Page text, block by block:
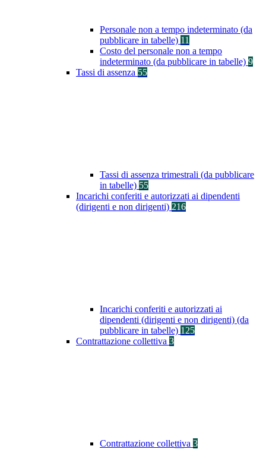
Personale non a tempo indeterminato (da
pubblicare in tabelle) 11
Costo del personale non a tempo
indeterminato (da pubblicare in tabelle) 9
Tassi di assenza 55
Tassi di assenza trimestrali (da pubblicare
in tabelle) 55
Incarichi conferiti e autorizzati ai dipendenti
(dirigenti e non dirigenti) 216
Incarichi conferiti e autorizzati ai
dipendenti (dirigenti e non dirigenti) (da
pubblicare in tabelle) 125
Contrattazione collettiva 3
Contrattazione collettiva 3